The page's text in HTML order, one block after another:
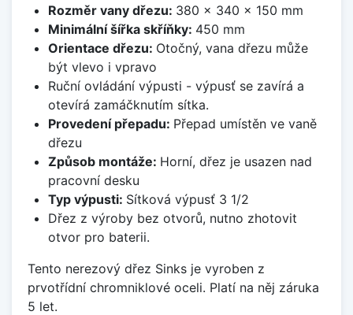
Rozměr vany dřezu: 380 x 340 x 150 mm
Minimální šířka skříňky: 450 mm
Orientace dřezu: Otočný, vana dřezu může
být vlevo i vpravo
Ruční ovládání výpusti - výpusť se zavírá a
otevírá zamáčknutím sítka.
Provedení přepadu: Přepad umístěn ve vaně
dřezu
Způsob montáže: Horní, dřez je usazen nad
pracovní desku
Typ výpusti: Sítková výpusť 3 1/2
Dřez z výroby bez otvorů, nutno zhotovit
otvor pro baterii.
Tento nerezový dřez Sinks je vyroben z
prvotřídní chromniklové oceli. Platí na něj záruka
5 let.